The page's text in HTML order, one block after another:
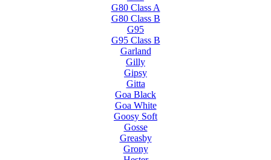
G80 Class A
G80 Class B
G95
G95 Class B
Garland
Gilly
Gipsy
Gitta
Goa Black
Goa White
Goosy Soft
Gosse
Greasby
Grony